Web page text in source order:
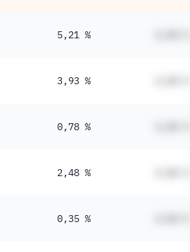
5,21 %
3,93 %
0,78 %
2,48 %
0,35 %